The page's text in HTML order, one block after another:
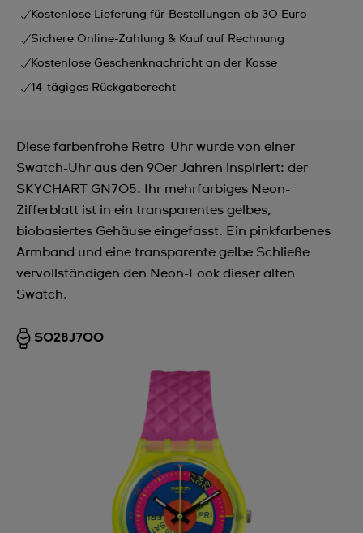
Kostenlose Lieferung für Bestellungen ab 30 Euro
Sichere Online-Zahlung & Kauf auf Rechnung
Kostenlose Geschenknachricht an der Kasse
14-tägiges Rückgaberecht
Diese farbenfrohe Retro-Uhr wurde von einer
Swatch-Uhr aus den 90er Jahren inspiriert: der
SKYCHART GN705. Ihr mehrfarbiges Neon-
Zifferblatt ist in ein transparentes gelbes,
biobasiertes Gehäuse eingefasst. Ein pinkfarbenes
Armband und eine transparente gelbe Schließe
vervollständigen den Neon-Look dieser alten
Swatch.
SO28J700